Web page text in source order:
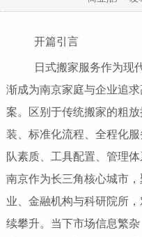
开篇引言
日式搬家服务作为现代
渐成为南京家庭与企业追
案。区别于传统搬家的粗
装、标准化流程、全程化
队素质、工具配置、管理
南京作为长三角核心城市
业、金融机构与科研院所
续攀升。当下市场信息繁